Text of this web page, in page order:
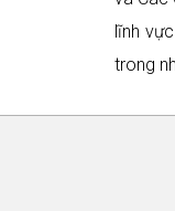
lĩnh
trong